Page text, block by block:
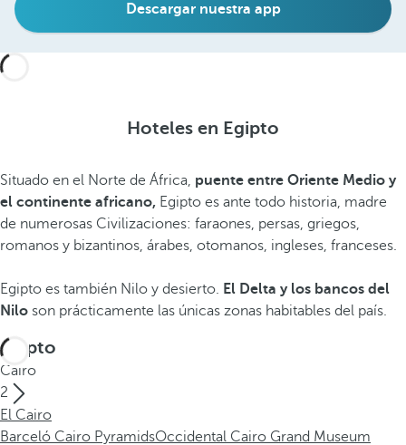
Descargar nuestra app
Hoteles en Egipto
Situado en el Norte de África, puente entre Oriente Medio y
el continente africano, Egipto es ante todo historia, madre
de numerosas Civilizaciones: faraones, persas, griegos,
romanos y bizantinos, árabes, otomanos, ingleses, franceses.
Egipto es también Nilo y desierto. El Delta y los bancos del
Nilo son prácticamente las únicas zonas habitables del país.
Egipto
Cairo
2
El Cairo
Barceló Cairo PyramidsOccidental Cairo Grand Museum